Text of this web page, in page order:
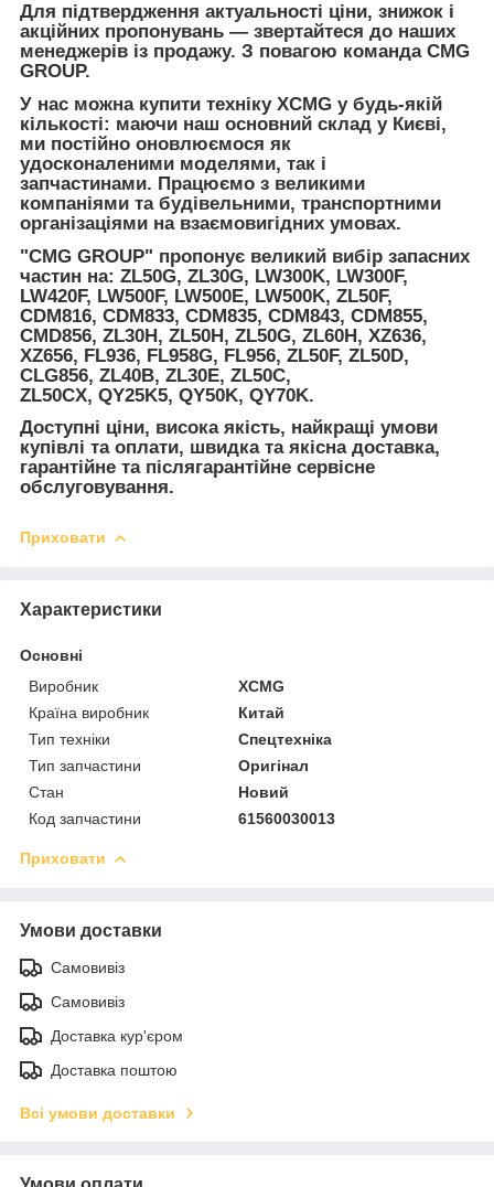
Для підтвердження актуальності ціни, знижок і
акційних пропонувань — звертайтеся до наших
менеджерів із продажу. З повагою команда CMG
GROUP.
У нас можна купити техніку XCMG у будь-якій
кількості: маючи наш основний склад у Києві,
ми постійно оновлюємося як
удосконаленими моделями, так і
запчастинами. Працюємо з великими
компаніями та будівельними, транспортними
організаціями на взаємовигідних умовах.
"CMG GROUP" пропонує великий вибір запасних
частин на: ZL50G, ZL30G, LW300K, LW300F,
LW420F, LW500F, LW500E, LW500K, ZL50F,
CDM816, CDM833, CDM835, CDM843, CDM855,
CMD856, ZL30H, ZL50H, ZL50G, ZL60H, XZ636,
XZ656, FL936, FL958G, FL956, ZL50F, ZL50D,
CLG856, ZL40B, ZL30E, ZL50C,
ZL50CX, QY25K5, QY50K, QY70K.
Доступні ціни, висока якість, найкращі умови
купівлі та оплати, швидка та якісна доставка,
гарантійне та післягарантійне сервісне
обслуговування.
Приховати
Характеристики
Основні
Виробник
XCMG
Країна виробник
Китай
Тип техніки
Спецтехніка
Тип запчастини
Оригінал
Стан
Новий
Код запчастини
61560030013
Приховати
Умови доставки
Самовивіз
Самовивіз
Доставка кур'єром
Доставка поштою
Всі умови доставки